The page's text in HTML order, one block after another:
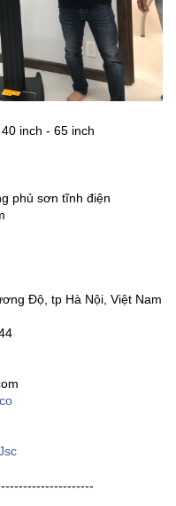
inch - 65 inch
phủ sơn tĩnh điện
Độ, tp Hà Nội, Việt Nam